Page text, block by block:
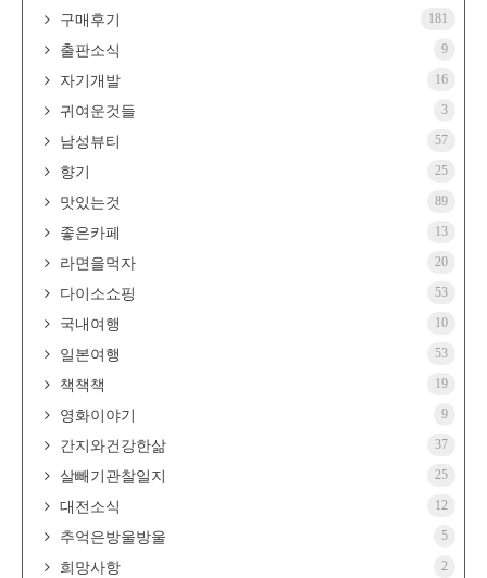
구매후기 181
출판소식 9
자기개발 16
귀여운것들 3
남성뷰티 57
향기 25
맛있는것 89
좋은카페 13
라면을먹자 20
다이소쇼핑 53
국내여행 10
일본여행 53
책책책 19
영화이야기 9
간지와건강한삶 37
살빼기관찰일지 25
대전소식 12
추억은방울방울 5
희망사항 2